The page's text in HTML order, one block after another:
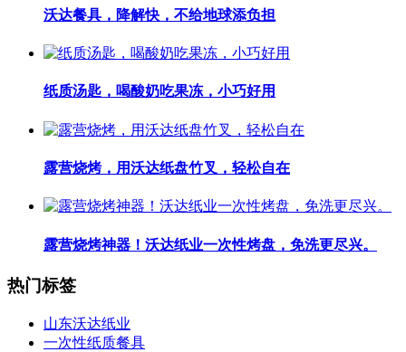
沃达餐具，降解快，不给地球添负担
纸质汤匙，喝酸奶吃果冻，小巧好用
露营烧烤，用沃达纸盘竹叉，轻松自在
露营烧烤神器！沃达纸业一次性烤盘，免洗更尽兴。
热门标签
山东沃达纸业
一次性纸质餐具